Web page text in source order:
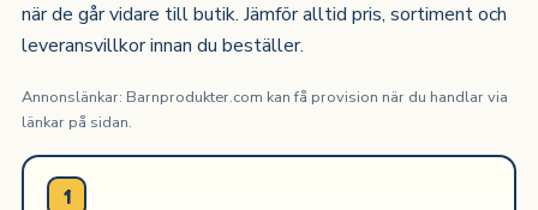
när de går vidare till butik. Jämför alltid pris, sortiment och
leveransvillkor innan du beställer.
Annonslänkar: Barnprodukter.com kan få provision när du handlar via
länkar på sidan.
1